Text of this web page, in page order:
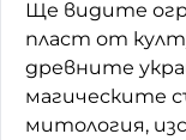
Ще видите
пласт от
древните
магическите
митология,